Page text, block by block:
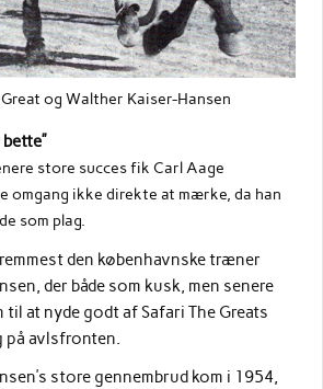
og Walther Kaiser-Hansen
store succes fik Carl Aage
omgang ikke direkte at mærke, da han
som plag.
den københavnske træner
der både som kusk, men senere
til at nyde godt af Safari The Greats
på avlsfronten.
store gennembrud kom i 1954,